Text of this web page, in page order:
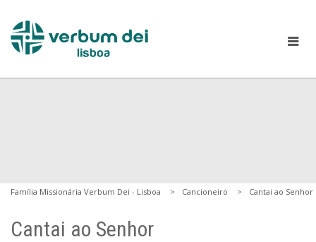
Família Missionária Verbum Dei - Lisboa Cancioneiro Cantai ao Senhor
Cantai ao Senhor